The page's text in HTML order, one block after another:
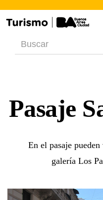
Pasaje
En el pasaje
galería Los